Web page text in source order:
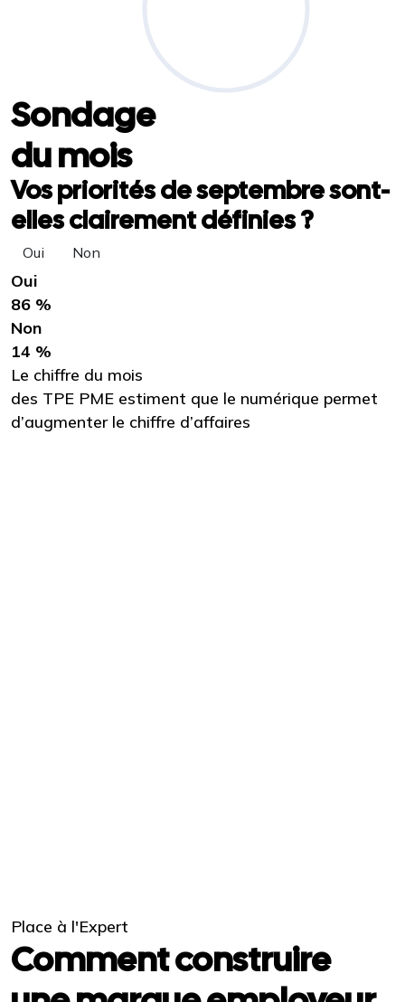
Sondage
du mois
Vos priorités de septembre sont-
elles clairement définies ?
Oui Non
Oui
86 %
Non
14 %
Le chiffre du mois
des TPE PME estiment que le numérique permet
d’augmenter le chiffre d’affaires
Place à l'Expert
Comment construire